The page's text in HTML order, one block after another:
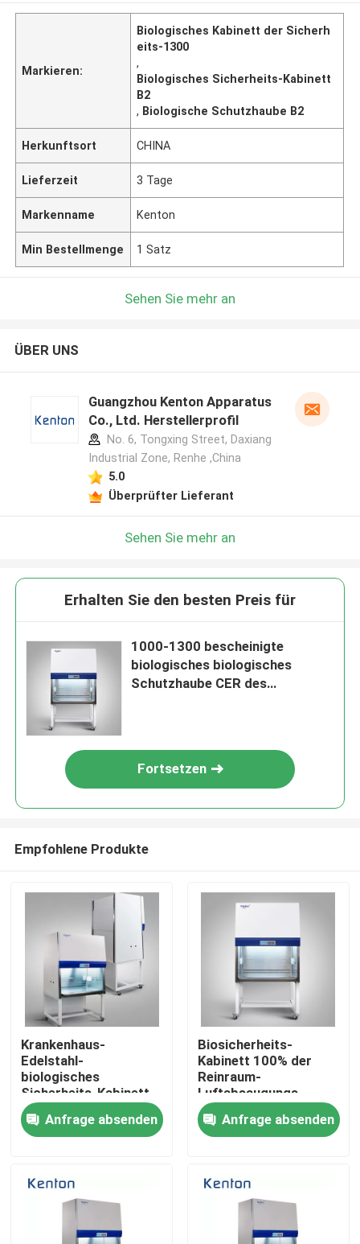
Nach Hause
Über uns
Kontakte
Markieren:
Biologisches Kabinett der Sicherh
eits-1300
,
Biologisches Sicherheits-Kabinett
B2
, Biologische Schutzhaube B2
Herkunftsort CHINA
Lieferzeit 3 Tage
Markenname Kenton
Min Bestellmenge 1 Satz
Sehen Sie mehr an
ÜBER UNS
Guangzhou Kenton Apparatus
Co., Ltd. Herstellerprofil
No. 6, Tongxing Street, Daxiang
Industrial Zone, Renhe ,China
5.0
Überprüfter Lieferant
Sehen Sie mehr an
Erhalten Sie den besten Preis für
1000-1300 bescheinigte
biologisches biologisches
Schutzhaube CER des
Fortsetzen
Empfohlene Produkte
Krankenhaus-
Edelstahl-
biologisches
Sicherheits-Kabinett-
brennbares flüssiges
physikalisch-
chemisches
Anfrage absenden
Biosicherheits-
Kabinett 100% der
Reinraum-
Luftabsaugungs-
biologisches
Sicherheits-Kabinett-
Klassen-II
Anfrage absenden